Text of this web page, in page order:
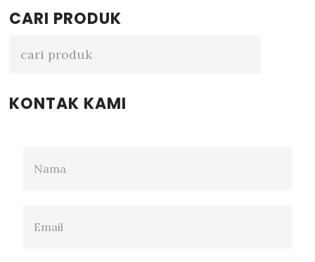
Primary
Sidebar
CARI PRODUK
KONTAK KAMI